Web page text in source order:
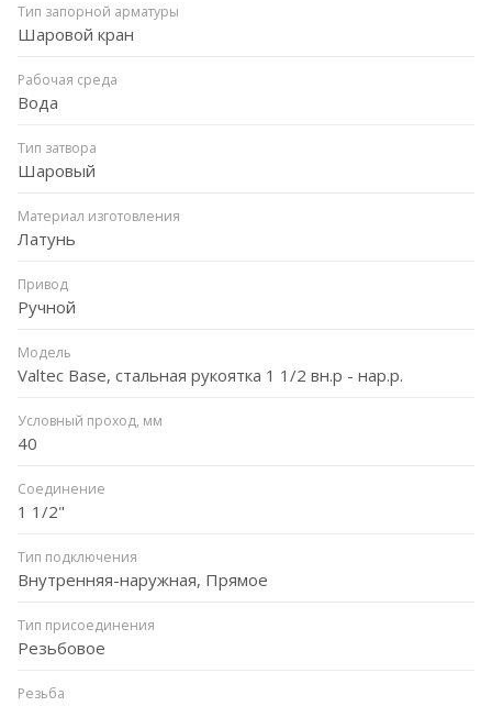
Тип запорной арматуры
Шаровой кран
Рабочая среда
Вода
Тип затвора
Шаровый
Материал изготовления
Латунь
Привод
Ручной
Модель
Valtec Base, стальная рукоятка 1 1/2 вн.р - нар.р.
Условный проход, мм
40
Соединение
1 1/2"
Тип подключения
Внутренняя-наружная, Прямое
Тип присоединения
Резьбовое
Резьба